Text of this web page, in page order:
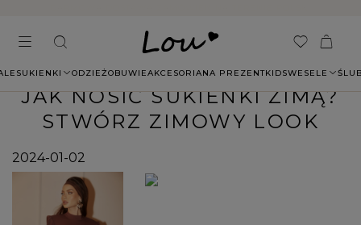
SUKIENKI ODZIEŻOBUWIEAKCESORIANA PREZENTKIDSWESELE
JAK NOSIĆ SUKIENKI ZIMĄ?
STWÓRZ ZIMOWY LOOK
2024-01-02